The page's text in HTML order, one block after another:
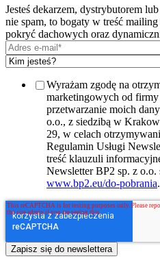
Jesteś dekarzem, dystrybutorem
nie spam, to bogaty w treść
pokryć dachowych oraz
Wyrażam zgodę na
marketingowych od
przetwarzanie moich
o.o., z siedzibą w
29, w celach
Regulamin Usługi
treść klauzuli
Newsletter BP2 sp. z o.o.
www.bp2.eu/do-pobrania.